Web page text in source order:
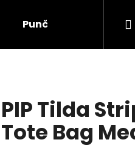
Punčochové zboží
PIP Tilda
Tote Bag